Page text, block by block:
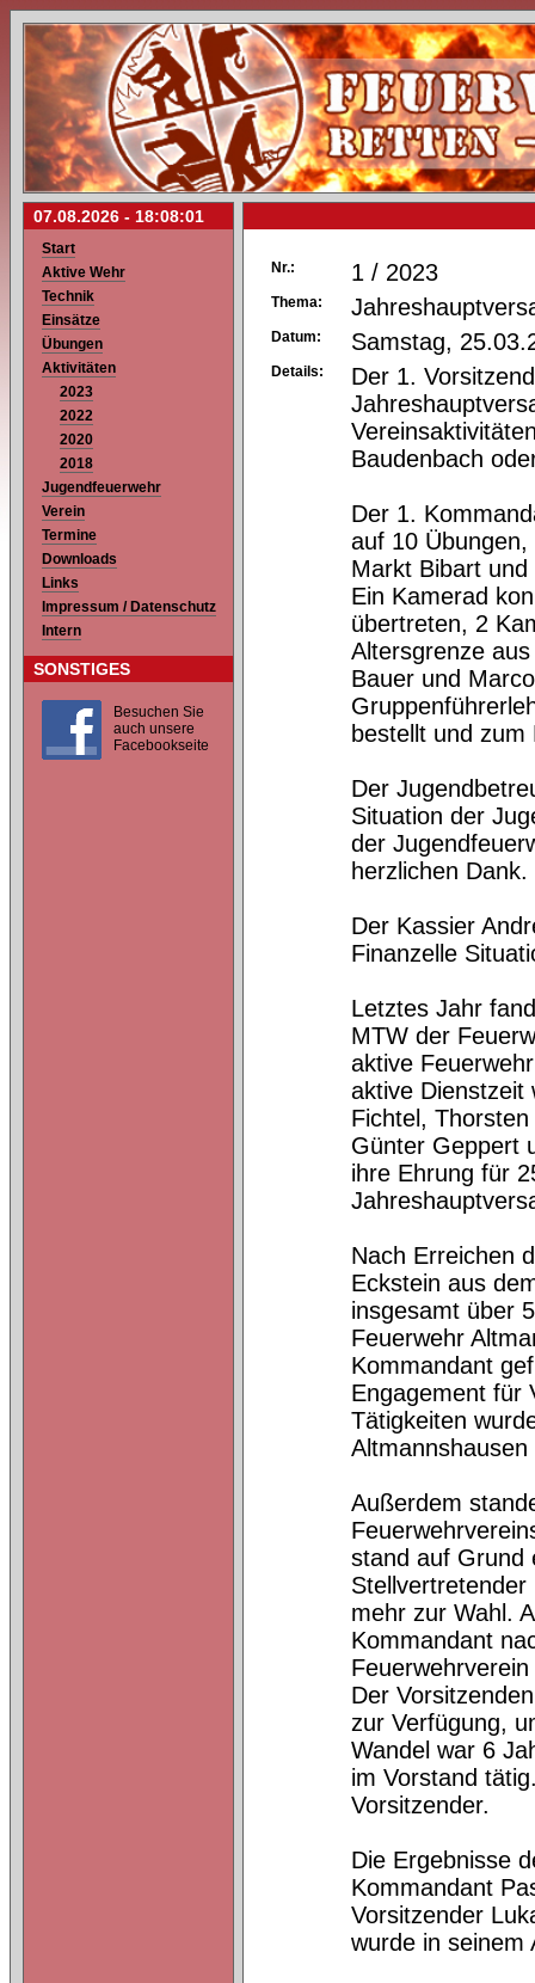
07.08.2026 - 18:08:01
Start
Aktive Wehr
Technik
Einsätze
Übungen
Aktivitäten
2023
2022
2020
2018
Jugendfeuerwehr
Verein
Termine
Downloads
Links
Impressum / Datenschutz
Intern
SONSTIGES
Besuchen Sie
auch unsere
Facebookseite
Nr.: 1 / 2023
Thema:
Datum: Samstag,
Details:
Der 1.
Baudenbach
Der 1.
auf 10
Markt Bibart
Ein Kamerad
übertreten, 2
Altersgrenze
Bauer und
bestellt und
Der
Situation der
der
herzlichen Dank.
Der Kassier
Finanzelle
Letztes Jahr
MTW der
aktive
aktive Dienstzeit
Fichtel,
Günter Geppert
ihre Ehrung für
Nach Erreichen
Eckstein aus
insgesamt über
Feuerwehr
Kommandant
Engagement für
Tätigkeiten
Außerdem
stand auf Grund
mehr zur Wahl.
Kommandant
Der
zur Verfügung,
Wandel war 6
im Vorstand
Vorsitzender.
Die Ergebnisse
Kommandant
Vorsitzender
wurde in seinem